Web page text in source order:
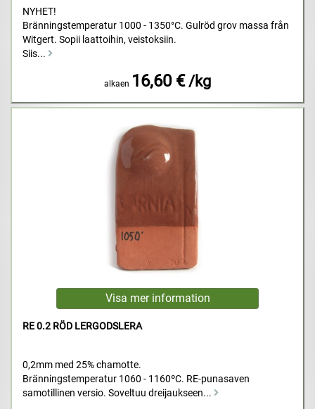
NYHET!
Bränningstemperatur 1000 - 1350°C. Gulröd grov massa från
Witgert. Sopii laattoihin, veistoksiin.
Siis...
alkaen 16,60 € /kg
RE 0.2 RÖD LERGODSLERA
0,2mm med 25% chamotte.
Bränningstemperatur 1060 - 1160ºC. RE-punasaven
samotillinen versio. Soveltuu dreijaukseen...